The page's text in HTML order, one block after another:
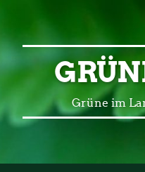
Grüne im